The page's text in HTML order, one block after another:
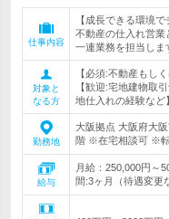
仕事内容
【成長できる環境
不動産の仕入れ営業
一連業務を担当しま
対象と
なる方
【必須:不動産もし
【歓迎:宅地建物取
地仕入れの経験など】
勤務地
大阪拠点 大阪府大
階 ※在宅相談可 ※
給与
月給：250,000円～
間:3ヶ月（待遇変更